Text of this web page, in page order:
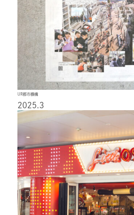
UR都市機構
2025.3